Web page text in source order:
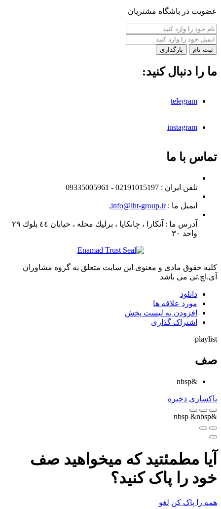
عضویت در باشگاه مشتریان
بارگذاری
ما را دنبال کنید:
telegram
instagram
تماس با ما
تلفن ايران : 02191015197 - 09335005961
ایمیل ما : info@iht-group.ir
,
آدرس ما :
آنكارا ، چانكايا ، برليك محله ، خيابان ٤٤ بلوك ٢٩
واحد ٣٠
کلیه حقوق مادی و معنوی این سایت متعلق به گروه مشاوران
آی.اچ.تی می باشد
دانلود
مورد علاقه ها
افزودن به لیست پخش
اشتراک گذاری
playlist
صف
&nbsp
پاکسازی ذخیره
&nbsp
&nbsp
آیا مطمئتید که میخواهید صف
خود را پاک کنید؟
همه را پاک کن لغو